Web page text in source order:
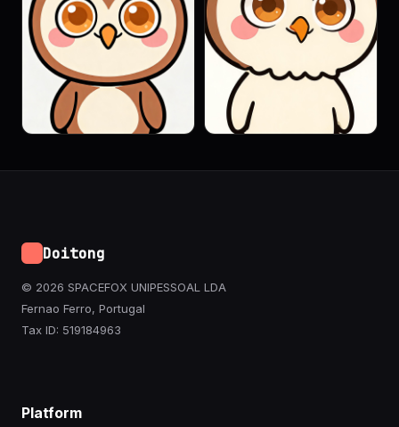
Doitong
© 2026 SPACEFOX UNIPESSOAL LDA
Fernao Ferro, Portugal
Tax ID: 519184963
Platform